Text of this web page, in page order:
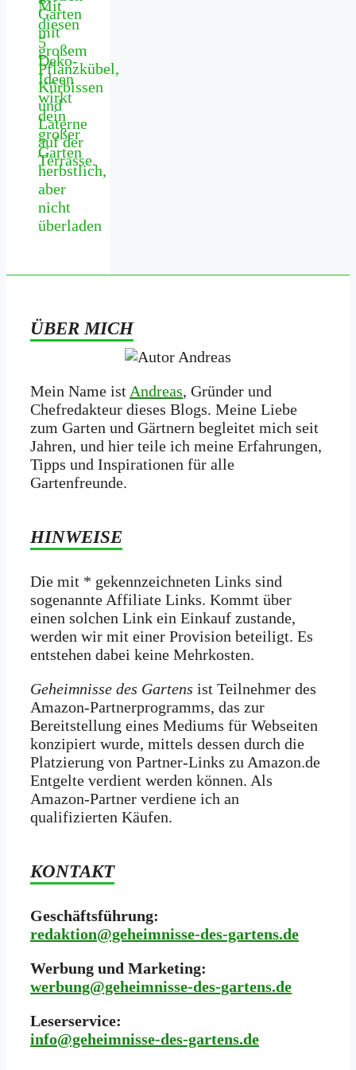
Mit
diesen
5
Deko-
Ideen
wirkt
dein
großer
Garten
herbstlich,
aber
nicht
überladen
ÜBER MICH
Mein Name ist Andreas, Gründer und
Chefredakteur dieses Blogs. Meine Liebe
zum Garten und Gärtnern begleitet mich seit
Jahren, und hier teile ich meine Erfahrungen,
Tipps und Inspirationen für alle
Gartenfreunde.
HINWEISE
Die mit * gekennzeichneten Links sind
sogenannte Affiliate Links. Kommt über
einen solchen Link ein Einkauf zustande,
werden wir mit­ einer Provision beteiligt. Es
entstehen dabei keine Mehrkosten.
Geheimnisse des Gartens ist Teilnehmer des
Amazon-Partnerprogramms, das zur
Bereitstellung eines Mediums für Webseiten
konzipiert wurde, mittels dessen durch die
Platzierung von Partner-Links zu Amazon.de
Entgelte verdient werden können. Als
Amazon-Partner verdiene ich an
qualifizierten Käufen.
KONTAKT
Geschäftsführung:
redaktion@geheimnisse-des-gartens.de
Werbung und Marketing:
werbung@geheimnisse-des-gartens.de
Leserservice:
info@geheimnisse-des-gartens.de